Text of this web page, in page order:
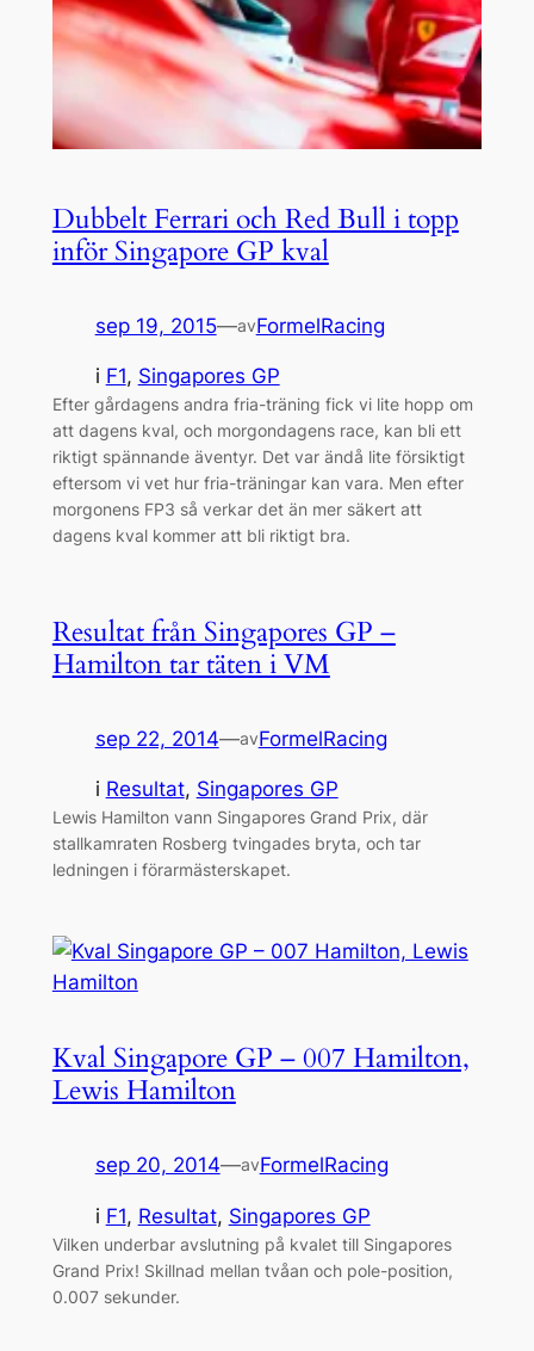
Dubbelt Ferrari och Red Bull i topp
inför Singapore GP kval
sep 19, 2015—avFormelRacing
i F1, Singapores GP
Efter gårdagens andra fria-träning fick vi lite hopp om
att dagens kval, och morgondagens race, kan bli ett
riktigt spännande äventyr. Det var ändå lite försiktigt
eftersom vi vet hur fria-träningar kan vara. Men efter
morgonens FP3 så verkar det än mer säkert att
dagens kval kommer att bli riktigt bra.
Resultat från Singapores GP –
Hamilton tar täten i VM
sep 22, 2014—avFormelRacing
i Resultat, Singapores GP
Lewis Hamilton vann Singapores Grand Prix, där
stallkamraten Rosberg tvingades bryta, och tar
ledningen i förarmästerskapet.
Kval Singapore GP – 007 Hamilton,
Lewis Hamilton
sep 20, 2014—avFormelRacing
i F1, Resultat, Singapores GP
Vilken underbar avslutning på kvalet till ‪Singapores
Grand Prix‬! Skillnad mellan tvåan och pole-position,
0.007 sekunder.